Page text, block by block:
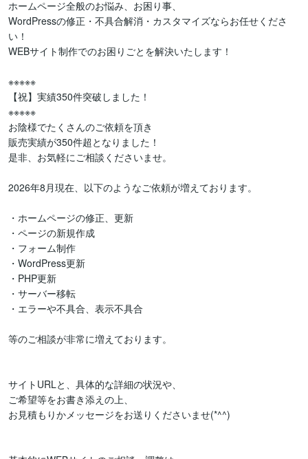
ホームページ全般のお悩み、お困り事、
WordPressの修正・不具合解消・カスタマイズならお任せくださ
い！
WEBサイト制作でのお困りごとを解決いたします！
※※※※※
【祝】実績350件突破しました！
※※※※※
お陰様でたくさんのご依頼を頂き
販売実績が350件超となりました！
是非、お気軽にご相談くださいませ。
2026年8月現在、以下のようなご依頼が増えております。
・ホームページの修正、更新
・ページの新規作成
・フォーム制作
・WordPress更新
・PHP更新
・サーバー移転
・エラーや不具合、表示不具合
等のご相談が非常に増えております。
サイトURLと、具体的な詳細の状況や、
ご希望等をお書き添えの上、
お見積もりかメッセージをお送りくださいませ(*^^)